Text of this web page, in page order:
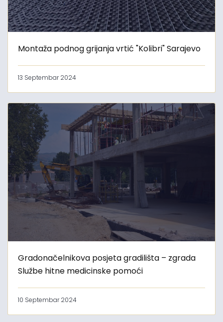
Montaža podnog grijanja vrtić "Kolibri" Sarajevo
13 Septembar 2024
Gradonačelnikova posjeta gradilišta – zgrada
Službe hitne medicinske pomoći
10 Septembar 2024